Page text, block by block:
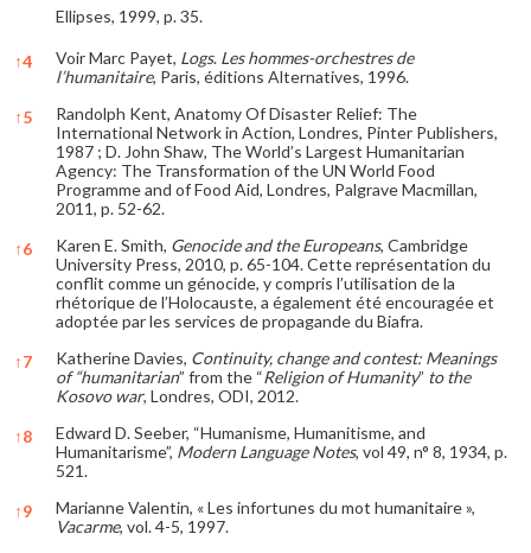
Ellipses, 1999, p. 35.
↑4 Voir Marc Payet, Logs. Les hommes-orchestres de
l’humanitaire, Paris, éditions Alternatives, 1996.
↑5
Randolph Kent, Anatomy Of Disaster Relief: The
International Network in Action, Londres, Pinter Publishers,
1987 ; D. John Shaw, The World’s Largest Humanitarian
Agency: The Transformation of the UN World Food
Programme and of Food Aid, Londres, Palgrave Macmillan,
2011, p. 52-62.
↑6 Karen E. Smith, Genocide and the Europeans, Cambridge
University Press, 2010, p. 65-104. Cette représentation du
conflit comme un génocide, y compris l’utilisation de la
rhétorique de l’Holocauste, a également été encouragée et
adoptée par les services de propagande du Biafra.
↑7 Katherine Davies, Continuity, change and contest: Meanings
of “humanitarian” from the “Religion of Humanity” to the
Kosovo war, Londres, ODI, 2012.
↑8
Edward D. Seeber, “Humanisme, Humanitisme, and
Humanitarisme”, Modern Language Notes, vol 49, n° 8, 1934, p.
521.
↑9
Marianne Valentin, « Les infortunes du mot humanitaire »,
Vacarme, vol. 4-5, 1997.